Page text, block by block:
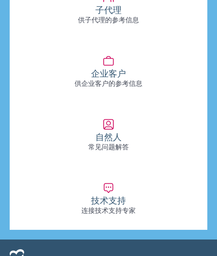
子代理
供子代理的参考信息
企业客户
供企业客户的参考信息
自然人
常见问题解答
技术支持
连接技术支持专家